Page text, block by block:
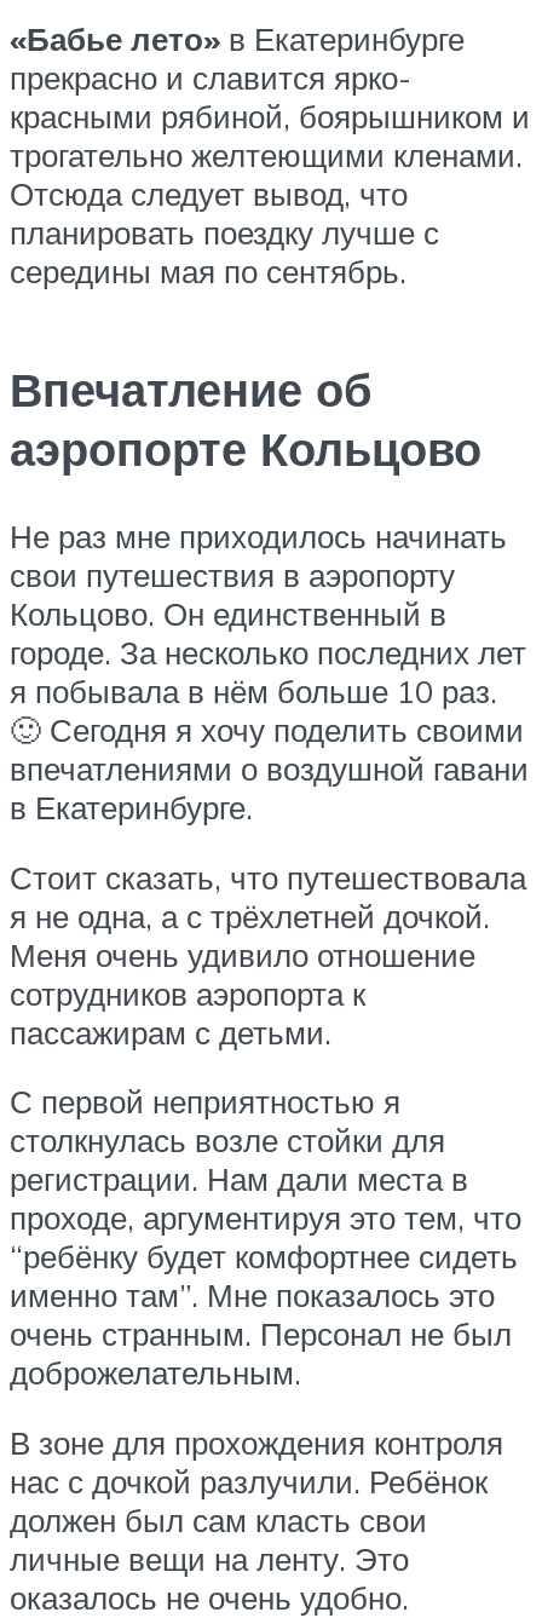
«Бабье лето» в Екатеринбурге
прекрасно и славится ярко-
красными рябиной, боярышником и
трогательно желтеющими кленами.
Отсюда следует вывод, что
планировать поездку лучше с
середины мая по сентябрь.
Впечатление об
аэропорте Кольцово
Не раз мне приходилось начинать
свои путешествия в аэропорту
Кольцово. Он единственный в
городе. За несколько последних лет
я побывала в нём больше 10 раз.
🙂 Сегодня я хочу поделить своими
впечатлениями о воздушной гавани
в Екатеринбурге.
Стоит сказать, что путешествовала
я не одна, а с трёхлетней дочкой.
Меня очень удивило отношение
сотрудников аэропорта к
пассажирам с детьми.
С первой неприятностью я
столкнулась возле стойки для
регистрации. Нам дали места в
проходе, аргументируя это тем, что
“ребёнку будет комфортнее сидеть
именно там”. Мне показалось это
очень странным. Персонал не был
доброжелательным.
В зоне для прохождения контроля
нас с дочкой разлучили. Ребёнок
должен был сам класть свои
личные вещи на ленту. Это
оказалось не очень удобно.